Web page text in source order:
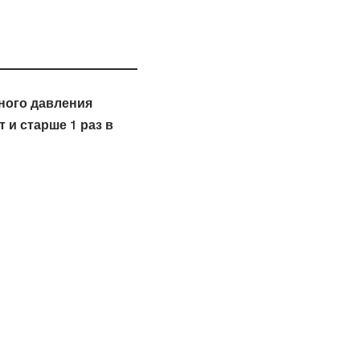
давления
и старше 1 раз в